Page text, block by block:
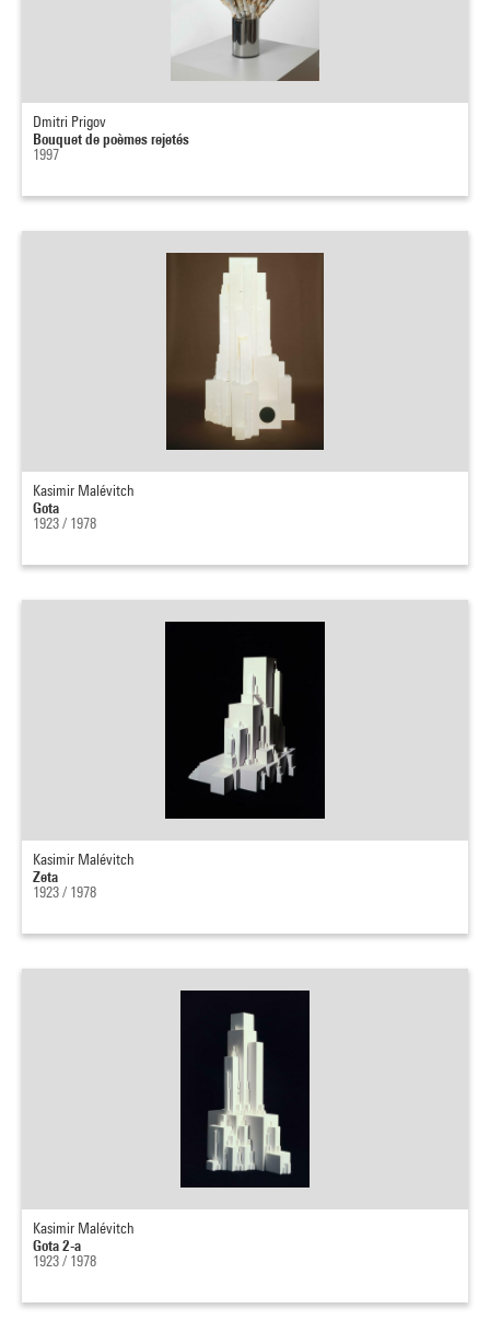
Dmitri Prigov
Bouquet de poèmes rejetés
1997
Kasimir Malévitch
Gota
1923 / 1978
Kasimir Malévitch
Zeta
1923 / 1978
Kasimir Malévitch
Gota 2-a
1923 / 1978